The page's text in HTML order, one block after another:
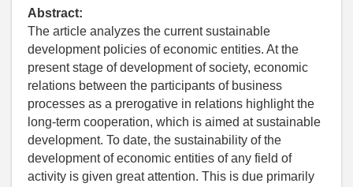
Abstract:
The article analyzes the current sustainable
development policies of economic entities. At the
present stage of development of society, economic
relations between the participants of business
processes as a prerogative in relations highlight the
long-term cooperation, which is aimed at sustainable
development. To date, the sustainability of the
development of economic entities of any field of
activity is given great attention. This is due primarily